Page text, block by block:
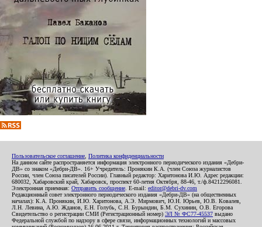
Пользовательское соглашение Политика конфиденциальности
На данном сайте распространяется информация электронного периодического издания «Дебри-
ДВ» со знаком «Дебри-ДВ». 16+ Учредитель: Пронякин К.А. (член Союза журналистов
России, член Союза писателей России). Главный редактор: Харитонова И.Ю. Адрес редакции:
680032, Хабаровский край, Хабаровск, проспект 60-летия Октября, 88-46, т./ф.84212296081.
Электронная приемная: Отправить сообщение . E-mail: editor@debri-dv.com
Редакционный совет электронного периодического издания «Дебри-ДВ» (на общественных
началах): К.А. Пронякин, И.Ю. Харитонова, А.Э. Мирмович, Ю.Н. Юрьев, Ю.В. Ковалев,
Л.Н. Левина, А.Ю. Жданов, Е.Н. Голубь, С.Н. Бурындин, Б.М. Сухинин, О.В. Егорова
Свидетельство о регистрации СМИ (Регистрационный номер) ЭЛ № ФС77-45537 выдано
Федеральной службой по надзору в сфере связи, информационных технологий и массовых